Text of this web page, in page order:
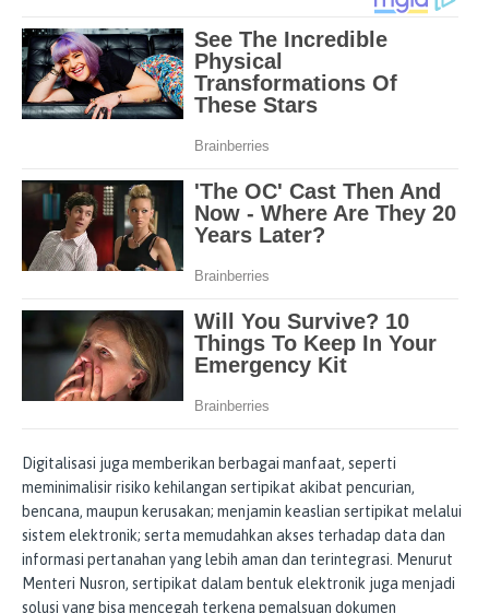
Digitalisasi juga memberikan berbagai manfaat, seperti
meminimalisir risiko kehilangan sertipikat akibat pencurian,
bencana, maupun kerusakan; menjamin keaslian sertipikat melalui
sistem elektronik; serta memudahkan akses terhadap data dan
informasi pertanahan yang lebih aman dan terintegrasi. Menurut
Menteri Nusron, sertipikat dalam bentuk elektronik juga menjadi
solusi yang bisa mencegah terkena pemalsuan dokumen